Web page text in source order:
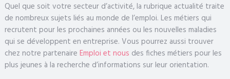
Quel que soit votre secteur d’activité, la rubrique actualité traite
de nombreux sujets liés au monde de l’emploi. Les métiers qui
recrutent pour les prochaines années ou les nouvelles maladies
qui se développent en entreprise. Vous pourrez aussi trouver
chez notre partenaire Emploi et nous des fiches métiers pour les
plus jeunes à la recherche d’informations sur leur orientation.